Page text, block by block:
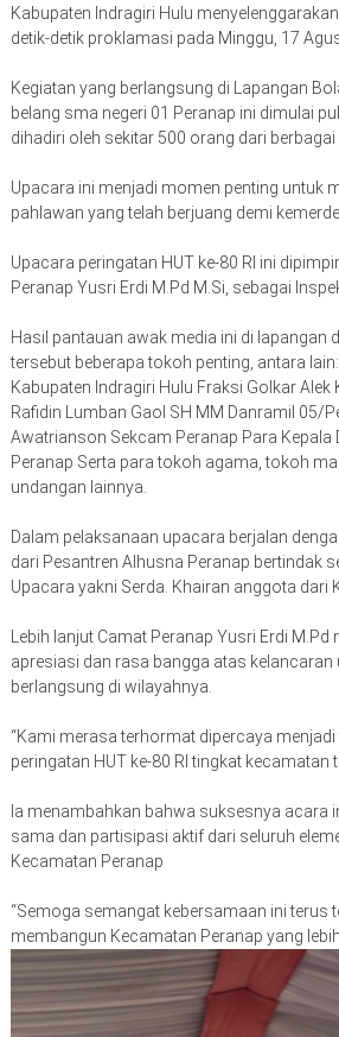
Kabupaten Indragiri Hulu
detik-detik proklamasi pada Minggu, 17
Kegiatan yang berlangsung di Lapangan
belang sma negeri 01 Peranap ini dimulai
dihadiri oleh sekitar 500 orang dari
Upacara ini menjadi momen penting untuk
pahlawan yang telah berjuang demi
Upacara peringatan HUT ke-80 RI ini
Peranap Yusri Erdi M.Pd M.Si, sebagai
Hasil pantauan awak media ini di lapangan
tersebut beberapa tokoh penting, antara
Kabupaten Indragiri Hulu Fraksi Golkar Alek
Rafidin Lumban Gaol SH MM Danramil 05/
Awatrianson Sekcam Peranap Para Kepala
Peranap Serta para tokoh agama, tokoh
undangan lainnya.
Dalam pelaksanaan upacara berjalan
dari Pesantren Alhusna Peranap bertindak
Upacara yakni Serda. Khairan anggota dari
Lebih lanjut Camat Peranap Yusri Erdi M.Pd
apresiasi dan rasa bangga atas kelancaran
berlangsung di wilayahnya.
“Kami merasa terhormat dipercaya
peringatan HUT ke-80 RI tingkat kecamatan
Ia menambahkan bahwa suksesnya acara
sama dan partisipasi aktif dari seluruh
Kecamatan Peranap
“Semoga semangat kebersamaan ini terus
membangun Kecamatan Peranap yang